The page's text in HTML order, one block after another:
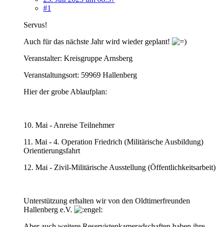
#1
Servus!
Auch für das nächste Jahr wird wieder geplant!
Veranstalter: Kreisgruppe Arnsberg
Veranstaltungsort: 59969 Hallenberg
Hier der grobe Ablaufplan:
10. Mai - Anreise Teilnehmer
11. Mai - 4. Operation Friedrich (Militärische Ausbildung)
Orientierungsfahrt
12. Mai - Zivil-Militärische Ausstellung (Öffentlichkeitsarbeit)
Unterstützung erhalten wir von den Oldtimerfreunden
Hallenberg e.V.